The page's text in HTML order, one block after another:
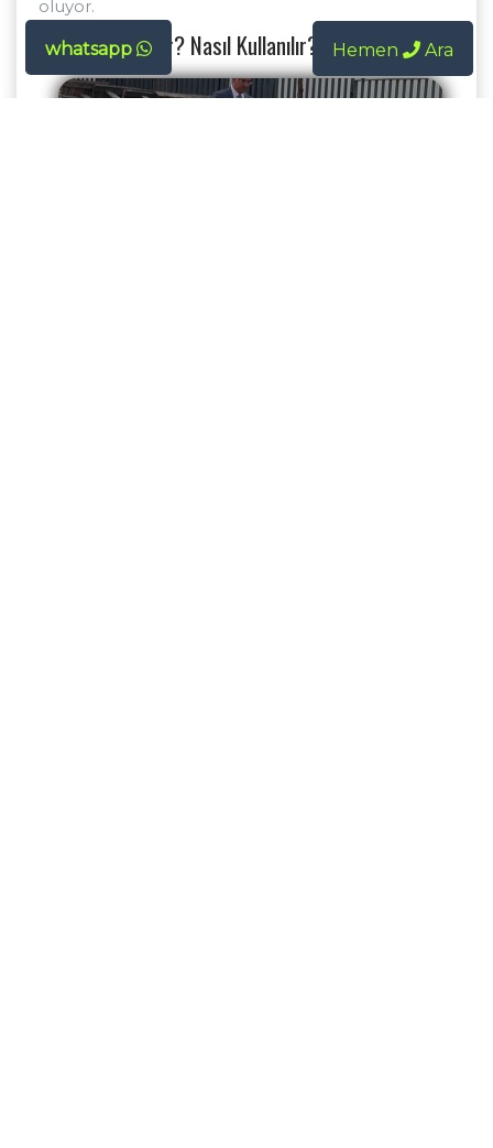
oluyor.
Kurye APP Nedir? Nasıl Kullanılır?
whatsapp Hemen Ara